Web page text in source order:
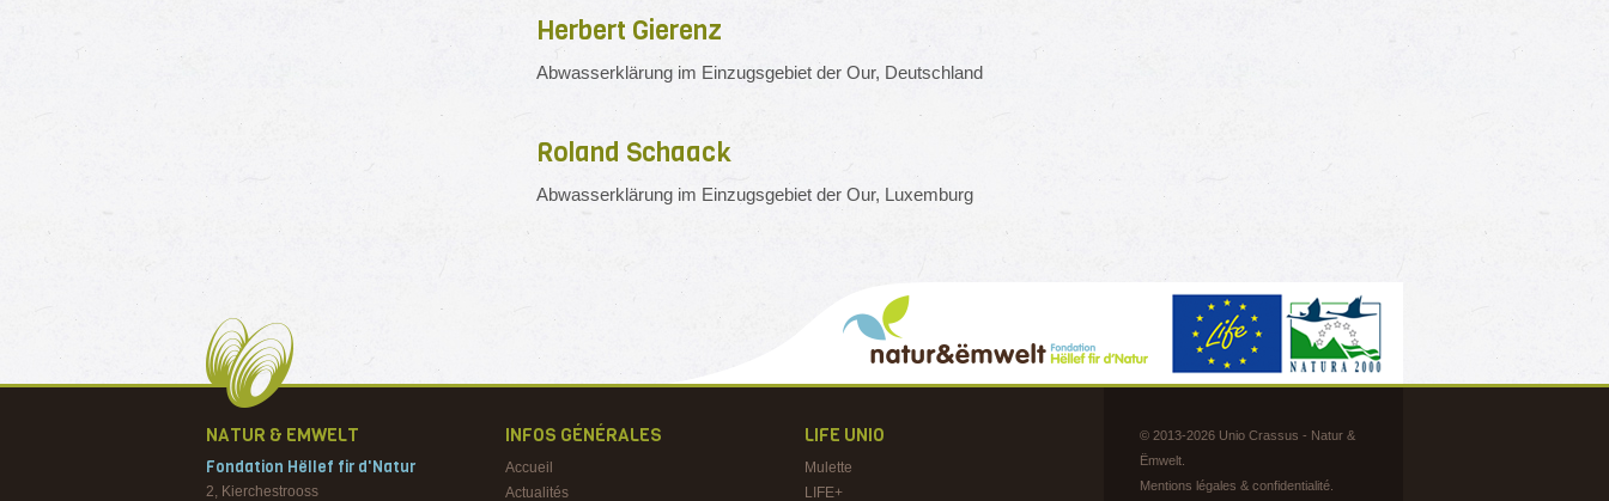
Herbert Gierenz
Abwasserklärung im Einzugsgebiet der Our, Deutschland
Roland Schaack
Abwasserklärung im Einzugsgebiet der Our, Luxemburg
NATUR & EMWELT
Fondation Hëllef fir d'Natur
2, Kierchestrooss
INFOS GÉNÉRALES
Accueil
Actualités
LIFE UNIO
Mulette
LIFE+
© 2013-2026 Unio Crassus - Natur &
Ëmwelt.
Mentions légales & confidentialité